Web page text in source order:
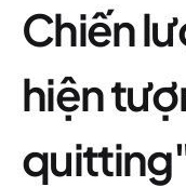
Chiến
hiện